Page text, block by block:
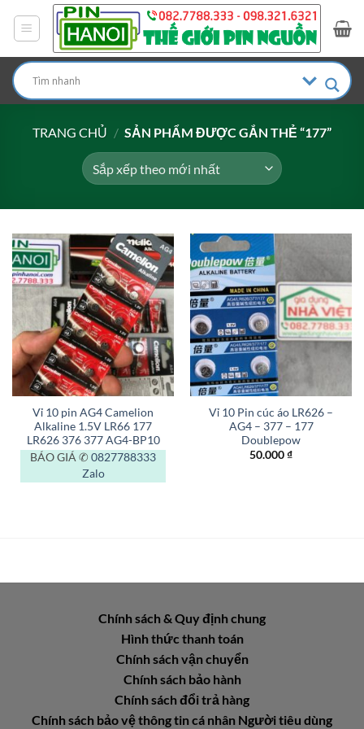
dung
TRANG CHỦ / SẢN PHẨM ĐƯỢC GẮN THẺ “177”
Vỉ 10 pin AG4 Camelion
Alkaline 1.5V LR66 177
LR626 376 377 AG4-BP10
BÁO GIÁ ✆ 0827788333
Zalo
Vỉ 10 Pin cúc áo LR626 –
AG4 – 377 – 177
Doublepow
50.000₫
Chính sách & Quy định chung
Hình thức thanh toán
Chính sách vận chuyển
Chính sách bảo hành
Chính sách đổi trả hàng
Chính sách bảo vệ thông tin cá nhân Người tiêu dùng